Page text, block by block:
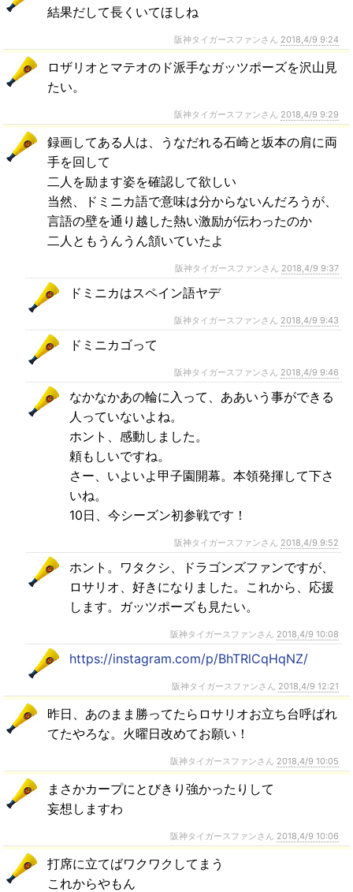
結果だして長くいてほしね
阪神タイガースファンさん 2018,4/9 9:24
ロザリオとマテオのド派手なガッツポーズを沢山見
たい。
阪神タイガースファンさん 2018,4/9 9:29
録画してある人は、うなだれる石崎と坂本の肩に両
手を回して
二人を励ます姿を確認して欲しい
当然、ドミニカ語で意味は分からないんだろうが、
言語の壁を通り越した熱い激励が伝わったのか
二人ともうんうん頷いていたよ
阪神タイガースファンさん 2018,4/9 9:37
ドミニカはスペイン語ヤデ
阪神タイガースファンさん 2018,4/9 9:43
ドミニカゴって
阪神タイガースファンさん 2018,4/9 9:46
なかなかあの輪に入って、ああいう事ができる
人っていないよね。
ホント、感動しました。
頼もしいですね。
さー、いよいよ甲子園開幕。本領発揮して下さ
いね。
10日、今シーズン初参戦です！
阪神タイガースファンさん 2018,4/9 9:52
ホント。ワタクシ、ドラゴンズファンですが、
ロサリオ、好きになりました。これから、応援
します。ガッツポーズも見たい。
阪神タイガースファンさん 2018,4/9 10:08
https://instagram.com/p/BhTRlCqHqNZ/
阪神タイガースファンさん 2018,4/9 12:21
昨日、あのまま勝ってたらロサリオお立ち台呼ばれ
てたやろな。火曜日改めてお願い！
阪神タイガースファンさん 2018,4/9 10:05
まさかカープにとびきり強かったりして
妄想しますわ
阪神タイガースファンさん 2018,4/9 10:06
打席に立てばワクワクしてまう
これからやもん